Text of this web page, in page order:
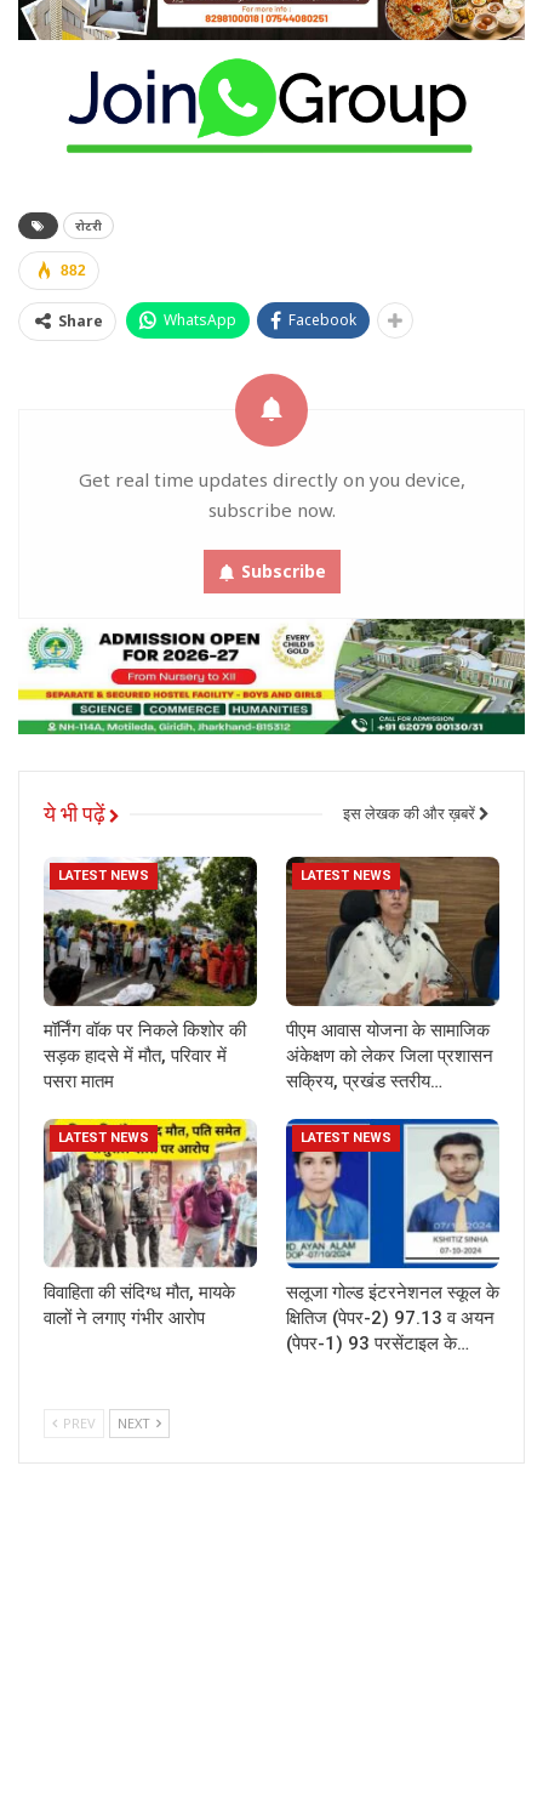
रोटरी
882
Share WhatsApp Facebook
Get real time updates directly on you device,
subscribe now.
Subscribe
ये भी पढ़ें इस लेखक की और ख़बरें
LATEST NEWS
मॉर्निंग वॉक पर निकले किशोर की
सड़क हादसे में मौत, परिवार में
पसरा मातम
LATEST NEWS
पीएम आवास योजना के सामाजिक
अंकेक्षण को लेकर जिला प्रशासन
सक्रिय, प्रखंड स्तरीय…
LATEST NEWS
विवाहिता की संदिग्ध मौत, मायके
वालों ने लगाए गंभीर आरोप
LATEST NEWS
सलूजा गोल्ड इंटरनेशनल स्कूल के
क्षितिज (पेपर-2) 97.13 व अयन
(पेपर-1) 93 परसेंटाइल के…
PREV NEXT